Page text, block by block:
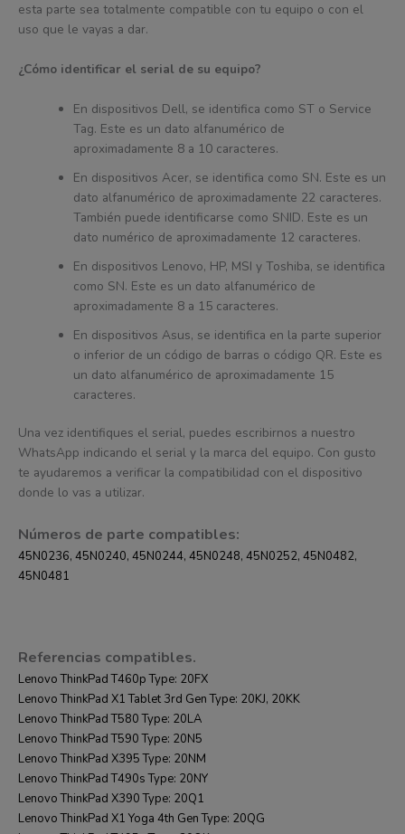
esta parte sea totalmente compatible con tu equipo o con el
uso que le vayas a dar.
¿Cómo identificar el serial de su equipo?
En dispositivos Dell, se identifica como ST o Service
Tag. Este es un dato alfanumérico de
aproximadamente 8 a 10 caracteres.
En dispositivos Acer, se identifica como SN. Este es un
dato alfanumérico de aproximadamente 22 caracteres.
También puede identificarse como SNID. Este es un
dato numérico de aproximadamente 12 caracteres.
En dispositivos Lenovo, HP, MSI y Toshiba, se identifica
como SN. Este es un dato alfanumérico de
aproximadamente 8 a 15 caracteres.
En dispositivos Asus, se identifica en la parte superior
o inferior de un código de barras o código QR. Este es
un dato alfanumérico de aproximadamente 15
caracteres.
Una vez identifiques el serial, puedes escribirnos a nuestro
WhatsApp indicando el serial y la marca del equipo. Con gusto
te ayudaremos a verificar la compatibilidad con el dispositivo
donde lo vas a utilizar.
Números de parte compatibles:
45N0236, 45N0240, 45N0244, 45N0248, 45N0252, 45N0482,
45N0481
Referencias compatibles.
Lenovo ThinkPad T460p Type: 20FX
Lenovo ThinkPad X1 Tablet 3rd Gen Type: 20KJ, 20KK
Lenovo ThinkPad T580 Type: 20LA
Lenovo ThinkPad T590 Type: 20N5
Lenovo ThinkPad X395 Type: 20NM
Lenovo ThinkPad T490s Type: 20NY
Lenovo ThinkPad X390 Type: 20Q1
Lenovo ThinkPad X1 Yoga 4th Gen Type: 20QG